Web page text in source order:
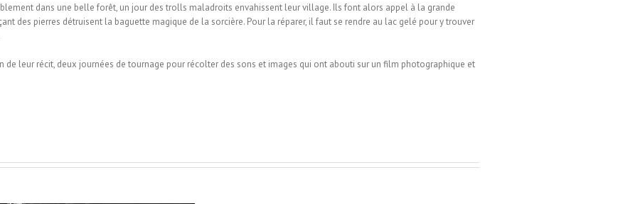
dans une belle forêt, un jour des trolls maladroits envahissent leur village. Ils font alors appel à la grande
des pierres détruisent la baguette magique de la sorcière. Pour la réparer, il faut se rendre au lac gelé pour y trouver
de leur récit, deux journées de tournage pour récolter des sons et images qui ont abouti sur un film photographique et